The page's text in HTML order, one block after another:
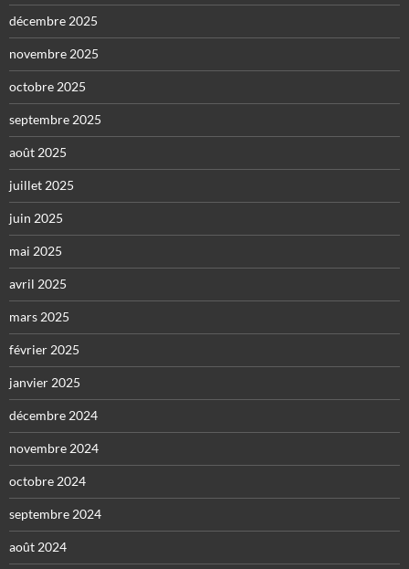
décembre 2025
novembre 2025
octobre 2025
septembre 2025
août 2025
juillet 2025
juin 2025
mai 2025
avril 2025
mars 2025
février 2025
janvier 2025
décembre 2024
novembre 2024
octobre 2024
septembre 2024
août 2024